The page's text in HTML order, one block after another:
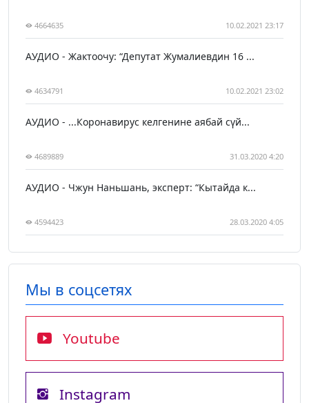
4664635 10.02.2021 23:17
АУДИО - Жактоочу: “Депутат Жумалиевдин 16 ...
4634791 10.02.2021 23:02
АУДИО - ...Коронавирус келгенине аябай сүй...
4689889 31.03.2020 4:20
АУДИО - Чжун Наньшань, эксперт: “Кытайда к...
4594423 28.03.2020 4:05
Мы в соцсетях
Youtube
Instagram